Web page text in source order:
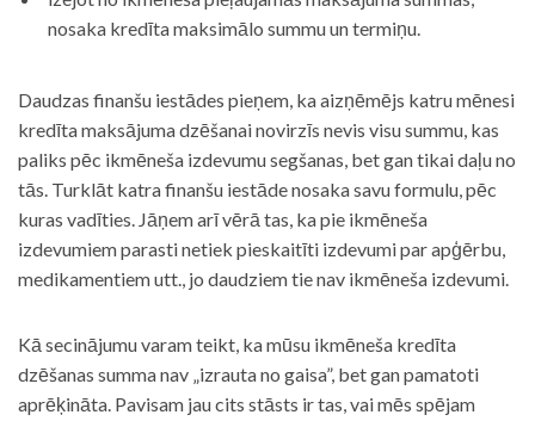
nosaka kredīta maksimālo summu un termiņu.
Daudzas finanšu iestādes pieņem, ka aizņēmējs katru mēnesi
kredīta maksājuma dzēšanai novirzīs nevis visu summu, kas
paliks pēc ikmēneša izdevumu segšanas, bet gan tikai daļu no
tās. Turklāt katra finanšu iestāde nosaka savu formulu, pēc
kuras vadīties. Jāņem arī vērā tas, ka pie ikmēneša
izdevumiem parasti netiek pieskaitīti izdevumi par apģērbu,
medikamentiem utt., jo daudziem tie nav ikmēneša izdevumi.
Kā secinājumu varam teikt, ka mūsu ikmēneša kredīta
dzēšanas summa nav „izrauta no gaisa”, bet gan pamatoti
aprēķināta. Pavisam jau cits stāsts ir tas, vai mēs spējam